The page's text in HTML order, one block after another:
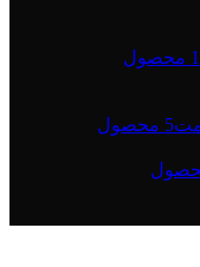
1 محصول
5 محصول